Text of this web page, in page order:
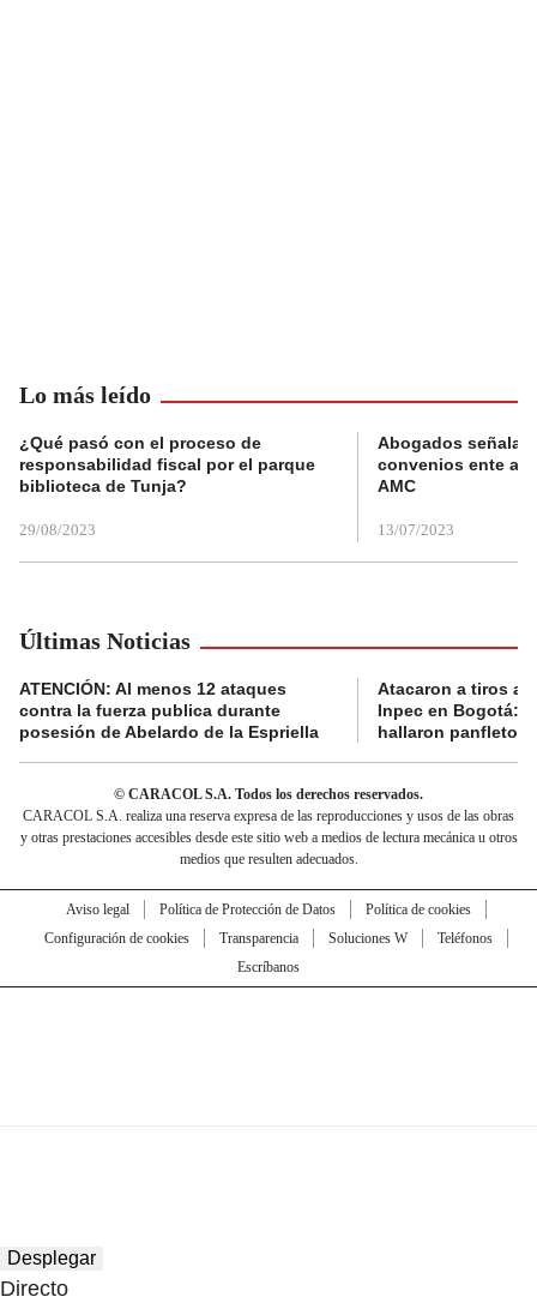
Lo más leído
¿Qué pasó con el proceso de
responsabilidad fiscal por el parque
biblioteca de Tunja?
29/08/2023
Abogados
convenios ente
AMC
13/07/2023
Últimas Noticias
ATENCIÓN: Al menos 12 ataques
contra la fuerza publica durante
posesión de Abelardo de la Espriella
Atacaron a tiros a
Inpec en Bogotá:
hallaron panfletos
© CARACOL S.A. Todos los derechos reservados.
CARACOL S.A. realiza una reserva expresa de las reproducciones y usos de las obras
y otras prestaciones accesibles desde este sitio web a medios de lectura mecánica u otros
medios que resulten adecuados.
Aviso legal Política de Protección de Datos
Política de cookies
Configuración de cookies
Transparencia Soluciones W
Teléfonos
Escríbanos
Desplegar
Directo